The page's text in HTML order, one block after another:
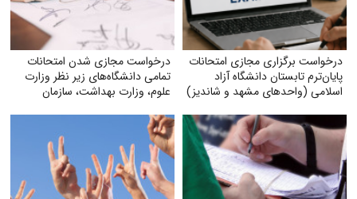
درخواست برگزاری مجازی امتحانات
پایان‌ترم تابستان دانشگاه آزاد
اسلامی (واحدهای مشهد و شاندیز)
درخواست مجازی شدن امتحانات
تمامی دانشگاه‌های زیر نظر وزارت
علوم‌، وزارت بهداشت، سازمان